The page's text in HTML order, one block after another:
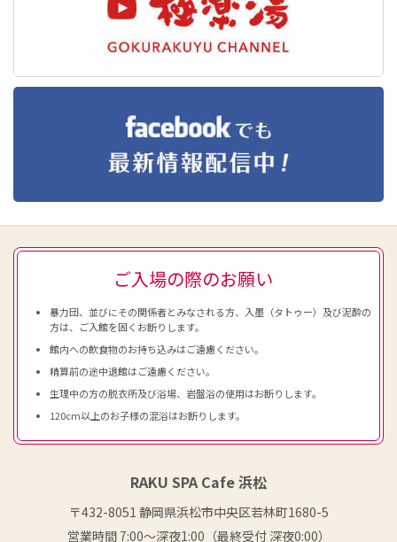
ご入場の際のお願い
暴力団、並びにその関係者とみなされる方、入墨（タトゥー）及び泥酔の
方は、ご入館を固くお断りします。
館内への飲食物のお持ち込みはご遠慮ください。
精算前の途中退館はご遠慮ください。
生理中の方の脱衣所及び浴場、岩盤浴の使用はお断りします。
120cm以上のお子様の混浴はお断りします。
RAKU SPA Cafe 浜松
〒432-8051 静岡県浜松市中央区若林町1680-5
営業時間 7:00〜深夜1:00（最終受付 深夜0:00）